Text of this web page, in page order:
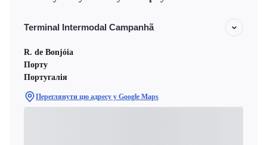
Terminal Intermodal Campanhã
R. de Bonjóia
Порту
Португалія
Переглянути цю адресу у Google Maps